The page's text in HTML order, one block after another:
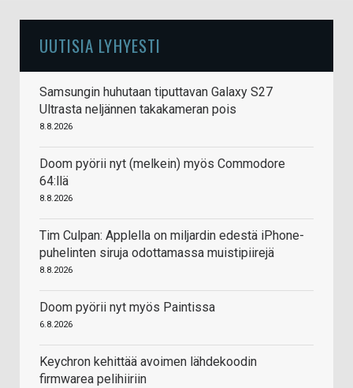
UUTISIA LYHYESTI
Samsungin huhutaan tiputtavan Galaxy S27
Ultrasta neljännen takakameran pois
8.8.2026
Doom pyörii nyt (melkein) myös Commodore
64:llä
8.8.2026
Tim Culpan: Applella on miljardin edestä iPhone-
puhelinten siruja odottamassa muistipiirejä
8.8.2026
Doom pyörii nyt myös Paintissa
6.8.2026
Keychron kehittää avoimen lähdekoodin
firmwarea pelihiiriin